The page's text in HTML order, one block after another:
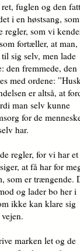
fuglen og den
i en høstsang,
regler, som vi
fortæller, at man,
sig selv, men lade
den fremmede, den
med ordene:
er altså, at
man selv kunne
for de
har.
regler, for vi har et
at få har for
som er trængende.
og lader bo her i
ikke kan klare sig
marken let og de